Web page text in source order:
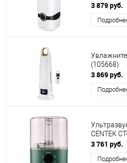
3 879 руб.
(105668)
3 869 руб.
CENTEK
3 761 руб.